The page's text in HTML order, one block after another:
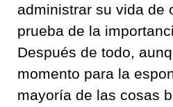
administrar su vida de
prueba de la
Después de todo,
momento para la
mayoría de las cosas